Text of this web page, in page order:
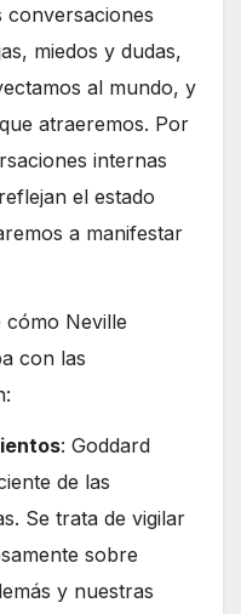
conversaciones
miedos y dudas,
al mundo, y
atraeremos. Por
internas
el estado
a manifestar
Neville
con las
: Goddard
de las
Se trata de vigilar
sobre
y nuestras